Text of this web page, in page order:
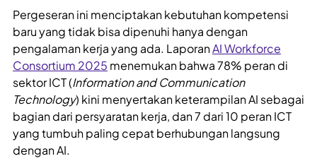
Pergeseran ini menciptakan kebutuhan kompetensi
baru yang tidak bisa dipenuhi hanya dengan
pengalaman kerja yang ada. LaporanAI Workforce
Consortium 2025 menemukan bahwa 78% peran di
sektor ICT (Information and Communication
Technology) kini menyertakan keterampilan AI sebagai
bagian dari persyaratan kerja, dan 7 dari 10 peran ICT
yang tumbuh paling cepat berhubungan langsung
dengan AI.